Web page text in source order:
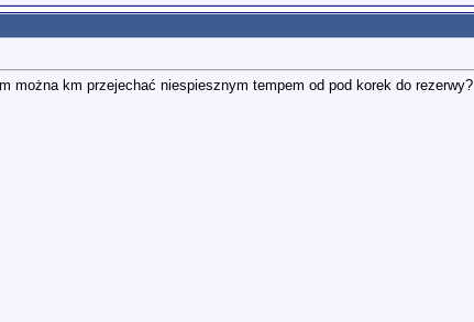
można km przejechać niespiesznym tempem od pod korek do rezerwy?